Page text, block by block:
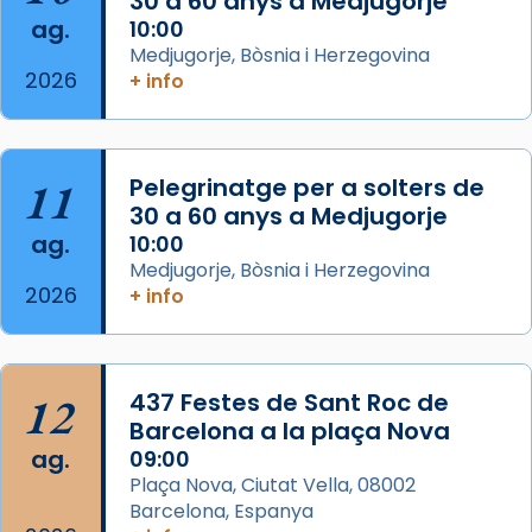
comitè organitzador de la visita apostòlica
del Sant Pare Lleó XIV a Barcelona, i als
col·laboradors, a la Catedral de Barcelona.
L’arquebisbe de Barcelona, el cardenal Joan
Josep Omella, ha presidit la missa i l’ha
concelebrat el bisbe auxiliar de Barcelona,
Mons. David Abadías.
📸 Dr. G. Simón
Photo
View on Facebook · Share
Arquebisbat de Barcelona
2 weeks ago
Memòria de les santes Juliana i
Semproniana, verges i màrtirs.
ag.
2026
10:00
Medjugorje, Bòsnia i Herzegovina
+ info
11
ag.
2026
Pelegrinatge per a solters de
30 a 60 anys a Medjugorje
10:00
Medjugorje, Bòsnia i Herzegovina
+ info
12
ag.
437 Festes de Sant Roc de
Barcelona a la plaça Nova
09:00
Plaça Nova, Ciutat Vella, 08002
Barcelona, Espanya